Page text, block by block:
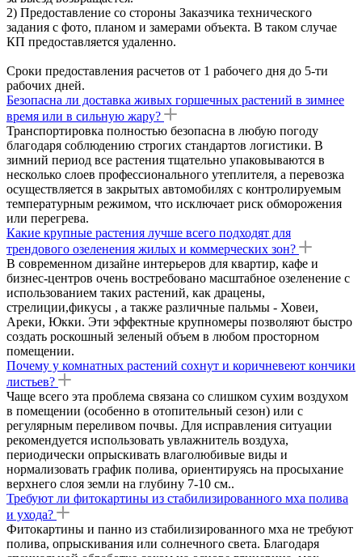
2) Предоставление со стороны Заказчика технического
задания с фото, планом и замерами объекта. В таком случае
КП предоставляется удаленно.
Сроки предоставления расчетов от 1 рабочего дня до 5-ти
рабочих дней.
Безопасна ли доставка живых горшечных растений в зимнее
время или в сильную жару?
Транспортировка полностью безопасна в любую погоду
благодаря соблюдению строгих стандартов логистики. В
зимний период все растения тщательно упаковываются в
несколько слоев профессионального утеплителя, а перевозка
осуществляется в закрытых автомобилях с контролируемым
температурным режимом, что исключает риск обморожения
или перегрева.
Какие крупные растения лучше всего подходят для
трендового озеленения жилых и коммерческих зон?
В современном дизайне интерьеров для квартир, кафе и
бизнес-центров очень востребовано масштабное озеленение с
использованием таких растений, как драцены,
стрелиции,фикусы , а также различные пальмы - Ховеи,
Ареки, Юкки. Эти эффектные крупномеры позволяют быстро
создать роскошный зеленый объем в любом просторном
помещении.
Почему у комнатных растений сохнут и коричневеют кончики
листьев?
Чаще всего эта проблема связана со слишком сухим воздухом
в помещении (особенно в отопительный сезон) или с
регулярным переливом почвы. Для исправления ситуации
рекомендуется использовать увлажнитель воздуха,
периодически опрыскивать влаголюбивые виды и
нормализовать график полива, ориентируясь на просыхание
верхнего слоя земли на глубину 7-10 см..
Требуют ли фитокартины из стабилизированного мха полива
и ухода?
Фитокартины и панно из стабилизированного мха не требуют
полива, опрыскивания или солнечного света. Благодаря